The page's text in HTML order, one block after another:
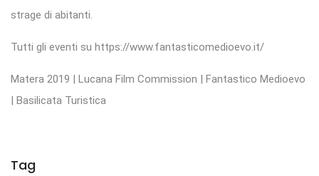
strage di abitanti.
Tutti gli eventi su https://www.fantasticomedioevo.it/
Matera 2019 | Lucana Film Commission | Fantastico Medioevo
| Basilicata Turistica
Tag